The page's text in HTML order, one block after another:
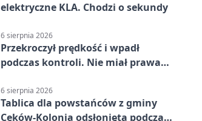
elektryczne KLA. Chodzi o sekundy
6 sierpnia 2026
Przekroczył prędkość i wpadł
podczas kontroli. Nie miał prawa
6 sierpnia 2026
Tablica dla powstańców z gminy
Ceków-Kolonia odsłonięta podczas